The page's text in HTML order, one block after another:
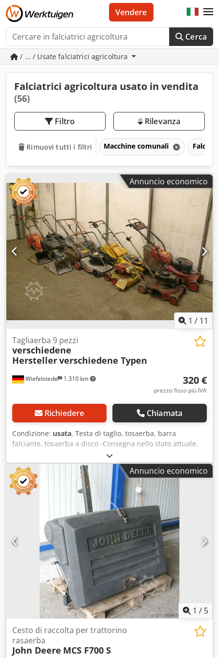
Cerca
Vendere
/ ... / Usate falciatrici agricoltura
Falciatrici agricoltura usato in vendita
(56)
Filtro Rilevanza
Rimuovi tutti i filtri Macchine comunali
Annuncio economico
1 / 11
Wiefelstede 1.310 km
Tagliaerba 9 pezzi
verschiedene
Herstellerverschiedene Typen
320 €
prezzo fisso più IVA
Richiedere Chiamata
Condizione: usata, Testa di taglio, tosaerba, barra
falciante, tosaerba a disco -Consegna nello stato attuale,
come visionato, e senza verifiche, direttamente dal
magazzino. -In vendita: 9 tosaerba -Prezzo: offerta
comprensiva per tutti i 9 tosaerba -Produttori: EDE 1648P,
SABO 43-130H, Wolf 6.36E, MEP TV 460SP, Fleurelle E451,
Gutbrod Superior, Kynast V48H, Ering -Tosaerba a benzina
e elettrici Crodpfx Aaecumglomef -Peso: 232 kg
Annuncio economico
1 / 5
Cesto di raccolta per trattorino
rasaerba
John Deere MCS F700 S